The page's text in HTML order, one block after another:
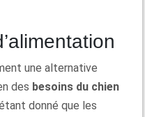
une alternative
des besoins du chien
donné que les